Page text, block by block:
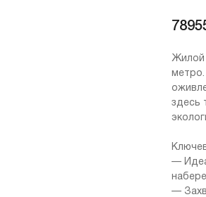
Жилой
метро.
здесь
—
—